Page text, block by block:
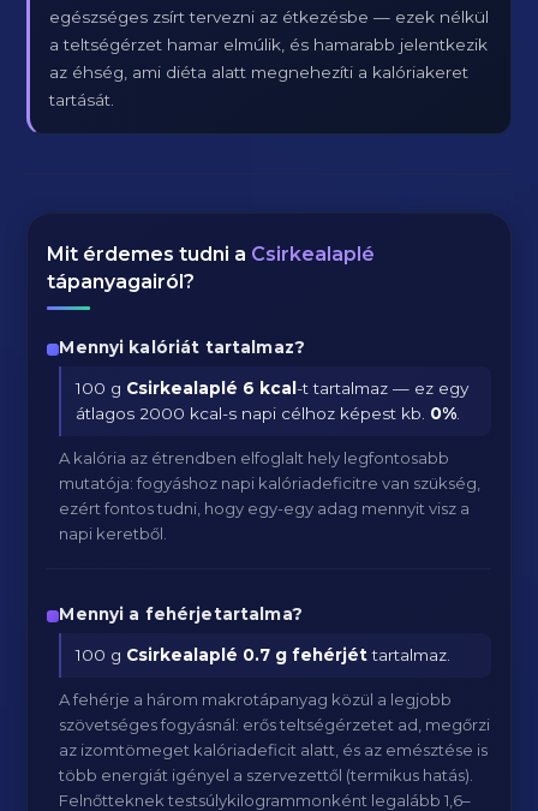
egészséges zsírt tervezni az étkezésbe — ezek nélkül
a teltségérzet hamar elmúlik, és hamarabb jelentkezik
az éhség, ami diéta alatt megnehezíti a kalóriakeret
tartását.
Mit érdemes tudni a Csirkealaplé
tápanyagairól?
Mennyi kalóriát tartalmaz?
100 g Csirkealaplé 6 kcal-t tartalmaz — ez egy
átlagos 2000 kcal-s napi célhoz képest kb. 0%
A kalória az étrendben elfoglalt hely legfontosabb
mutatója: fogyáshoz napi kalóriadeficitre van szükség,
ezért fontos tudni, hogy egy-egy adag mennyit visz a
napi keretből.
Mennyi a fehérjetartalma?
100 g Csirkealaplé 0.7 g fehérjéttartalmaz.
A fehérje a három makrotápanyag közül a legjobb
szövetséges fogyásnál: erős teltségérzetet ad, megőrzi
az izomtömeget kalóriadeficit alatt, és az emésztése is
több energiát igényel a szervezettől (termikus hatás).
Felnőtteknek testsúlykilogrammonként legalább 1,6–